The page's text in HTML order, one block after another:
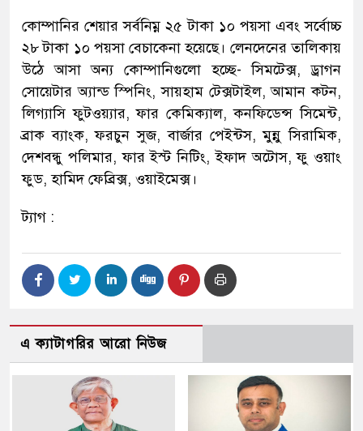
কোম্পানির শেয়ার সর্বনিম্ন ২৫ টাকা ১০ পয়সা এবং সর্বোচ্চ
২৮ টাকা ১০ পয়সা বেচাকেনা হয়েছে। লেনদেনের তালিকায়
উঠে আসা অন্য কোম্পানিগুলো হচ্ছে- সিমটেক্স, ড্রাগন
সোয়েটার অ্যান্ড স্পিনিং, সায়হাম টেক্সটাইল, আমান কটন,
লিগ্যাসি ফুটওয়্যার, ফার কেমিক্যাল, কনফিডেন্স সিমেন্ট,
ব্রাক ব্যাংক, ফরচুন সুজ, বার্জার পেইন্টস, মুন্নু সিরামিক,
দেশবন্ধু পলিমার, ফার ইস্ট নিটিং, ইফাদ অটোস, ফু ওয়াং
ফুড, হামিদ ফেব্রিক্স, ওয়াইমেক্স।
ট্যাগ :
এ ক্যাটাগরির আরো নিউজ